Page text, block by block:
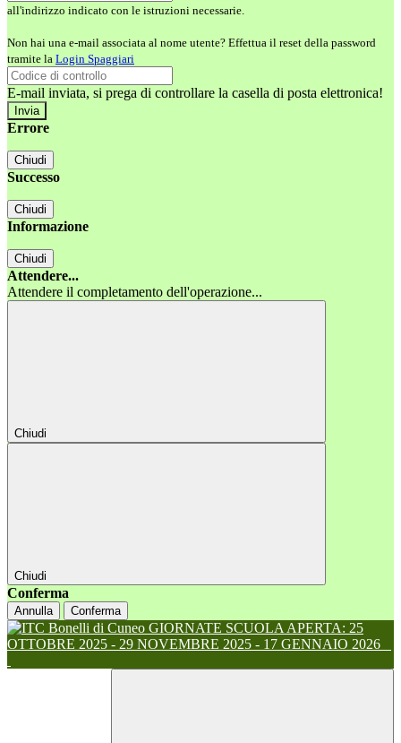
all'indirizzo indicato con le istruzioni necessarie.
Non hai una e-mail associata al nome utente? Effettua il reset della password
tramite la Login Spaggiari
E-mail inviata, si prega di controllare la casella di posta elettronica!
Errore
Chiudi
Successo
Chiudi
Informazione
Chiudi
Attendere...
Attendere il completamento dell'operazione...
Chiudi
Chiudi
Conferma
Annulla Conferma
GIORNATE SCUOLA APERTA: 25
OTTOBRE 2025 - 29 NOVEMBRE 2025 - 17 GENNAIO 2026